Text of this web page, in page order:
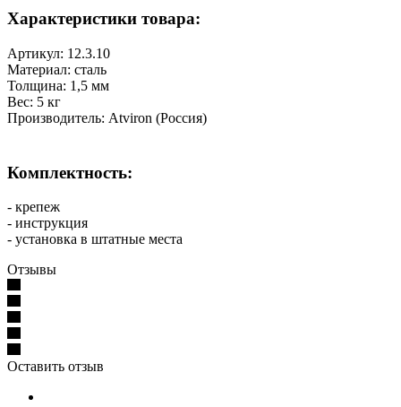
Характеристики товара:
Артикул: 12.3.10
Материал: сталь
Толщина: 1,5 мм
Вес: 5 кг
Производитель: Atviron (Россия)
Комплектность:
- крепеж
- инструкция
- установка в штатные места
Отзывы
Оставить отзыв